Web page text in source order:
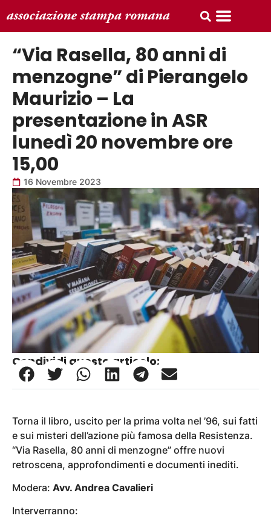
“Via Rasella, 80 anni di
menzogne” di Pierangelo
Maurizio – La
presentazione in ASR
lunedì 20 novembre ore
15,00
16 Novembre 2023
Condividi questo articolo:
Torna il libro, uscito per la prima volta nel ’96, sui fatti
e sui misteri dell’azione più famosa della Resistenza.
“Via Rasella, 80 anni di menzogne” offre nuovi
retroscena, approfondimenti e documenti inediti.
Modera: Avv. Andrea Cavalieri
Interverranno: